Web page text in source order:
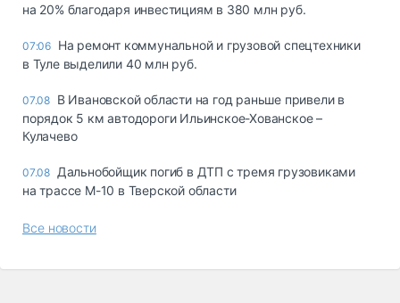
на 20% благодаря инвестициям в 380 млн руб.
07:06 На ремонт коммунальной и грузовой спецтехники
в Туле выделили 40 млн руб.
07.08 В Ивановской области на год раньше привели в
порядок 5 км автодороги Ильинское-Хованское –
Кулачево
07.08 Дальнобойщик погиб в ДТП с тремя грузовиками
на трассе М-10 в Тверской области
Все новости